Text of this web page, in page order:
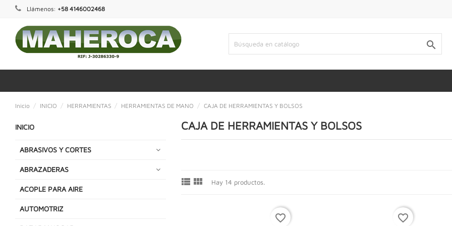
Llámenos: +58 4146002468

Inicio INICIO HERRAMIENTAS HERRAMIENTAS DE MANO CAJA DE HERRAMIENTAS Y BOLSOS
INICIO
ABRASIVOS Y CORTES
ABRAZADERAS
ACOPLE PARA AIRE
AUTOMOTRIZ
CAJA DE HERRAMIENTAS Y BOLSOS
  Hay 14 productos.
favorite_border favorite_border